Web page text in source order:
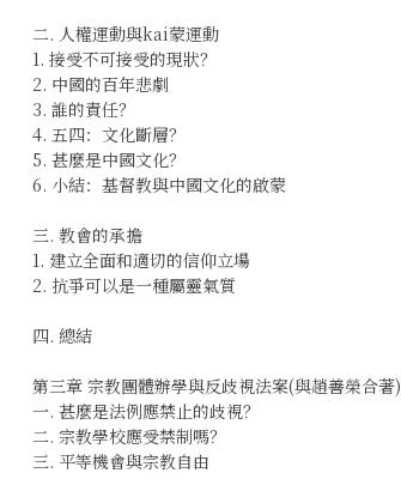
二. 人權運動與kai蒙運動
1. 接受不可接受的現狀？
2. 中國的百年悲劇
3. 誰的責任？
4. 五四：文化斷層？
5. 甚麼是中國文化？
6. 小結：基督教與中國文化的啟蒙
三. 教會的承擔
1. 建立全面和適切的信仰立場
2. 抗爭可以是一種屬靈氣質
四. 總結
第三章 宗教團體辦學與反歧視法案(與趙善榮合著)
一. 甚麼是法例應禁止的歧視？
二. 宗教學校應受禁制嗎？
三. 平等機會與宗教自由